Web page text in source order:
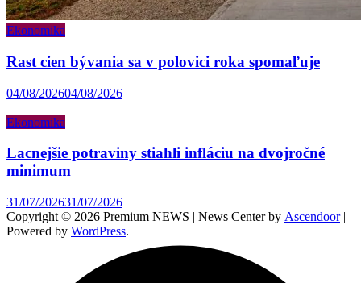
Ekonomika
Rast cien bývania sa v polovici roka spomaľuje
04/08/202604/08/2026
Ekonomika
Lacnejšie potraviny stiahli infláciu na dvojročné
minimum
31/07/202631/07/2026
Copyright © 2026 Premium NEWS | News Center by Ascendoor|
Powered by WordPress.